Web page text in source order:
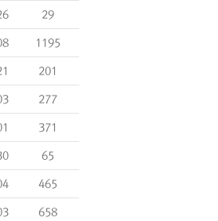
29
1195
201
277
371
65
465
658